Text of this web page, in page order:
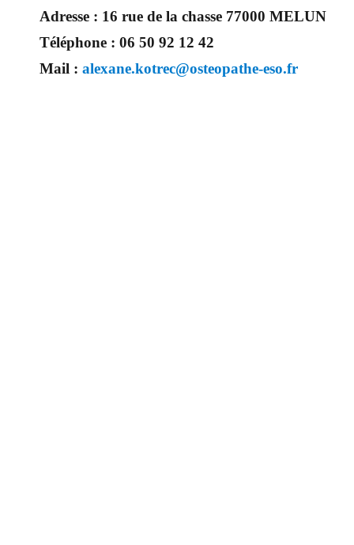
Adresse : 16 rue de la chasse 77000 MELUN
Téléphone : 06 50 92 12 42
Mail : alexane.kotrec@osteopathe-eso.fr